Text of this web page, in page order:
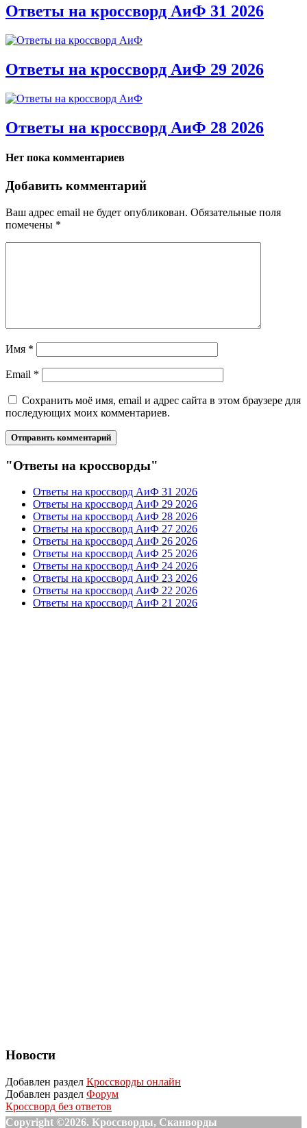
Ответы на кроссворд АиФ 31 2026
Ответы на кроссворд АиФ 29 2026
Ответы на кроссворд АиФ 28 2026
Нет пока комментариев
Добавить комментарий
Ваш адрес email не будет опубликован. Обязательные поля
помечены *
Имя *
Email *
Сохранить моё имя, email и адрес сайта в этом браузере для
последующих моих комментариев.
"Ответы на кроссворды"
Ответы на кроссворд АиФ 31 2026
Ответы на кроссворд АиФ 29 2026
Ответы на кроссворд АиФ 28 2026
Ответы на кроссворд АиФ 27 2026
Ответы на кроссворд АиФ 26 2026
Ответы на кроссворд АиФ 25 2026
Ответы на кроссворд АиФ 24 2026
Ответы на кроссворд АиФ 23 2026
Ответы на кроссворд АиФ 22 2026
Ответы на кроссворд АиФ 21 2026
Новости
Добавлен раздел Кроссворды онлайн
Добавлен раздел Форум
Кроссворд без ответов
Copyright ©2026. Кроссворды, Сканворды